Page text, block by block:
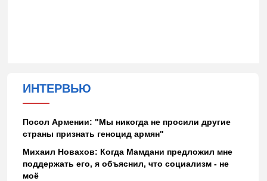
ИНТЕРВЬЮ
Посол Армении: "Мы никогда не просили другие
страны признать геноцид армян"
Михаил Новахов: Когда Мамдани предложил мне
поддержать его, я объяснил, что социализм - не
моё